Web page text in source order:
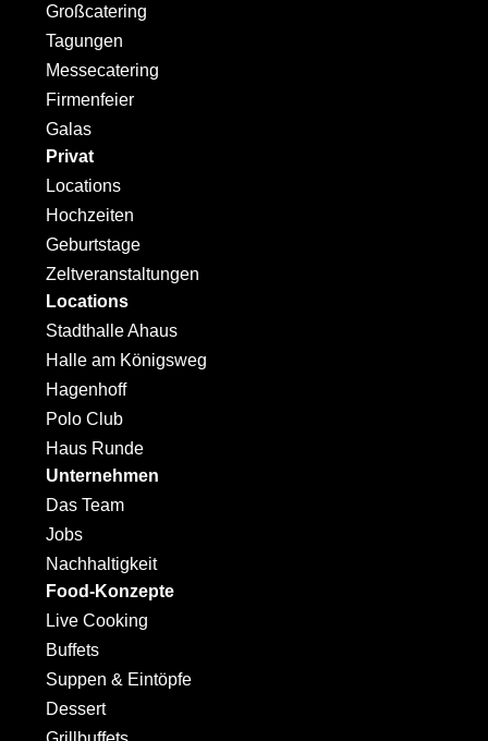
Großcatering
Tagungen
Messecatering
Firmenfeier
Galas
Privat
Locations
Hochzeiten
Geburtstage
Zeltveranstaltungen
Locations
Stadthalle Ahaus
Halle am Königsweg
Hagenhoff
Polo Club
Haus Runde
Unternehmen
Das Team
Jobs
Nachhaltigkeit
Food-Konzepte
Live Cooking
Buffets
Suppen & Eintöpfe
Dessert